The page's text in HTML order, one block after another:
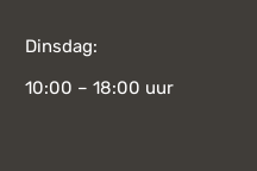
Dinsdag:
10:00 – 18:00 uur